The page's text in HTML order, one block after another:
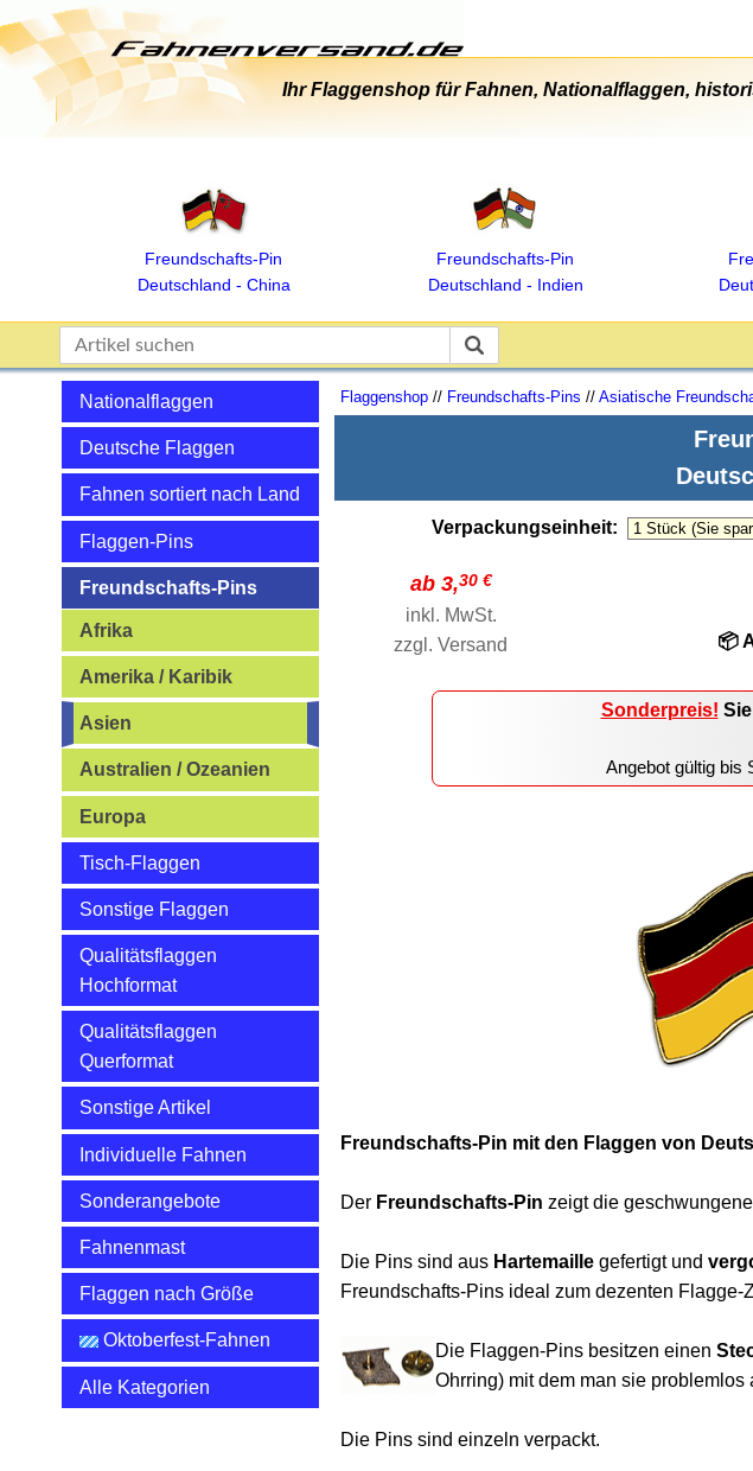
Ihr Flaggenshop für Fahnen, Nationalflaggen,
Freundschafts‑Pin
Deutschland ‑ China
Freundschafts‑Pin
Deutschland ‑ Indien
Nationalflaggen
Deutsche Flaggen
Fahnen sortiert nach Land
Flaggen-Pins
Freundschafts-Pins
Afrika
Amerika / Karibik
Asien
Australien / Ozeanien
Europa
Tisch-Flaggen
Sonstige Flaggen
Qualitätsflaggen
Hochformat
Qualitätsflaggen
Querformat
Sonstige Artikel
Individuelle Fahnen
Sonderangebote
Fahnenmast
Flaggen nach Größe
Oktoberfest-Fahnen
Alle Kategorien
Flaggenshop // Freundschafts-Pins // Asiatische
Verpackungseinheit:
ab 3,30 €
inkl. MwSt.
zzgl. Versand 📦
Sonderpreis!
Angebot gültig bis
Freundschafts-Pin mit den Flaggen von
Der Freundschafts-Pin zeigt die
Die Pins sind aus Hartemaille gefertigt und
Freundschafts-Pins ideal zum dezenten Flagge-
Die Flaggen-Pins besitzen einen
Ohrring) mit dem man sie
Die Pins sind einzeln verpackt.